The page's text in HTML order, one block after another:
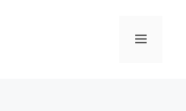
Menu